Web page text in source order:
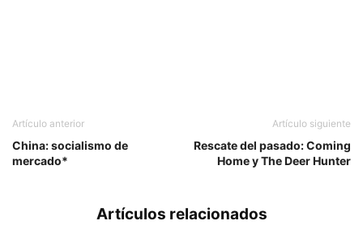
Artículo anterior
China: socialismo de
mercado*
Artículo siguiente
Rescate del pasado: Coming
Home y The Deer Hunter
Artículos relacionados